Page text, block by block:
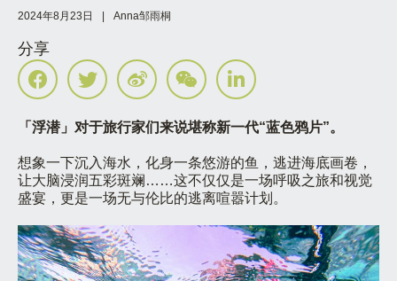
2024年8月23日 Anna邹雨桐
分享
「浮潜」对于旅行家们来说堪称新一代“蓝色鸦片”。
想象一下沉入海水，化身一条悠游的鱼，逃进海底画卷，
让大脑浸润五彩斑斓……这不仅仅是一场呼吸之旅和视觉
盛宴，更是一场无与伦比的逃离喧嚣计划。